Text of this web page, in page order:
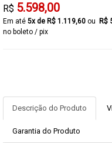
R$ 5.598,00
5x de R$ 1.119,60 R$
no boleto / pix
Descrição do Produto
Garantia do Produto